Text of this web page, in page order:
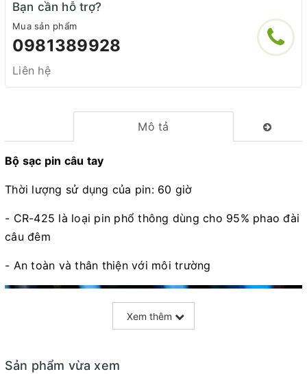
Bạn cần hỗ trợ?
Mua sản phẩm
0981389928
Liên hệ
Mô tả
Bộ sạc pin câu tay
Thời lượng sử dụng của pin: 60 giờ
- CR-425 là loại pin phổ thông dùng cho 95% phao đài
câu đêm
- An toàn và thân thiện với môi trường
Xem thêm
Sản phẩm vừa xem